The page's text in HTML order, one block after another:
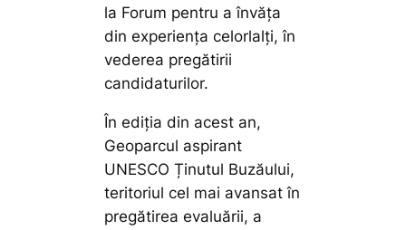
la Forum pentru a învăța
din experiența celorlalți, în
vederea pregătirii
candidaturilor.
În ediția din acest an,
Geoparcul aspirant
UNESCO Ținutul Buzăului,
teritoriul cel mai avansat în
pregătirea evaluării, a